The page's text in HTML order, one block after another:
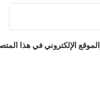
الإلكتروني في هذا